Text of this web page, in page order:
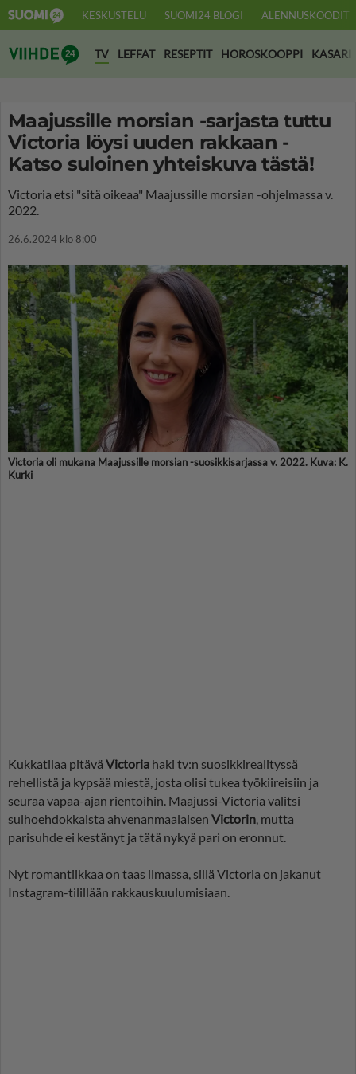
KESKUSTELU SUOMI24 BLOGI ALENNUSKOODIT
Suomi24 Viihde
TV LEFFAT RESEPTIT HOROSKOOPPI KASARI
Maajussille morsian -sarjasta tuttu
Victoria löysi uuden rakkaan -
Katso suloinen yhteiskuva tästä!
Victoria etsi "sitä oikeaa" Maajussille morsian -ohjelmassa v.
2022.
26.6.2024 klo 8:00
Victoria oli mukana Maajussille morsian -suosikkisarjassa v. 2022. Kuva: K.
Kurki
Kukkatilaa pitävä Victoria haki tv:n suosikkirealityssä
rehellistä ja kypsää miestä, josta olisi tukea työkiireisiin ja
seuraa vapaa-ajan rientoihin. Maajussi-Victoria valitsi
sulhoehdokkaista ahvenanmaalaisen Victorin, mutta
parisuhde ei kestänyt ja tätä nykyä pari on eronnut.
Nyt romantiikkaa on taas ilmassa, sillä Victoria on jakanut
Instagram-tilillään rakkauskuulumisiaan.